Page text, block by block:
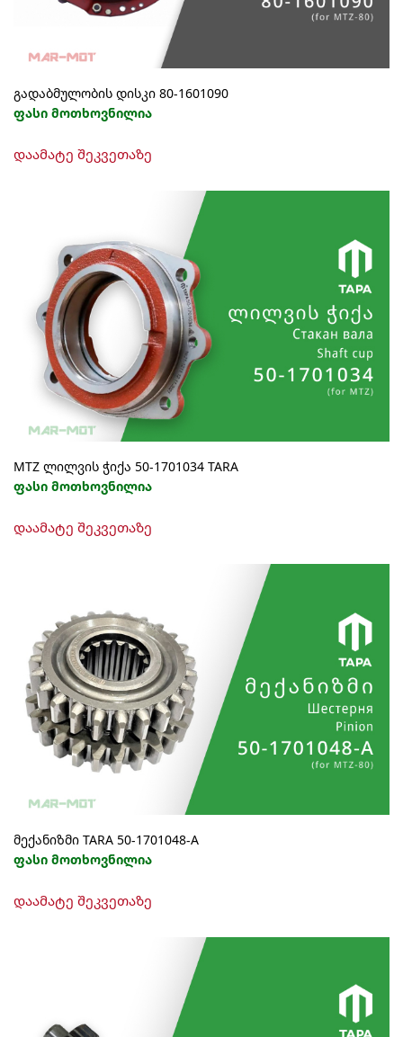
გადაბმულობის დისკი 80-1601090
ფასი მოთხოვნილია
დაამატე შეკვეთაზე
MTZ ლილვის ჭიქა 50-1701034 TARA
ფასი მოთხოვნილია
დაამატე შეკვეთაზე
მექანიზმი TARA 50-1701048-A
ფასი მოთხოვნილია
დაამატე შეკვეთაზე